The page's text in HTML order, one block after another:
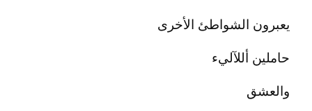
يعبرون الشواطئ الأخرى
حاملين أللآليء
والعشق